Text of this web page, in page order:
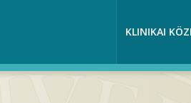
KLINIKAI